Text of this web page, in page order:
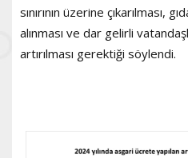
sınırının üzerine çıkarılması,
alınması ve dar gelirli
artırılması gerektiği söylendi.